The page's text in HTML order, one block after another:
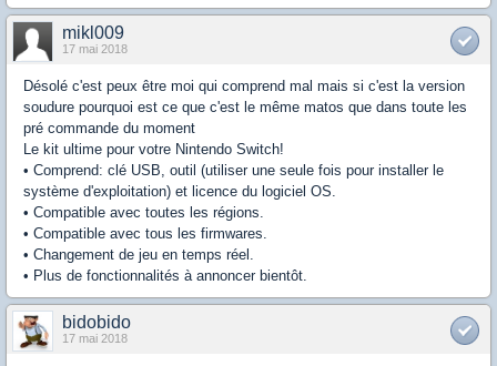
mikl009
17 mai 2018
Désolé c'est peux être moi qui comprend mal mais si c'est la version
soudure pourquoi est ce que c'est le même matos que dans toute les
pré commande du moment
Le kit ultime pour votre Nintendo Switch!
• Comprend: clé USB, outil (utiliser une seule fois pour installer le
système d'exploitation) et licence du logiciel OS.
• Compatible avec toutes les régions.
• Compatible avec tous les firmwares.
• Changement de jeu en temps réel.
• Plus de fonctionnalités à annoncer bientôt.
bidobido
17 mai 2018